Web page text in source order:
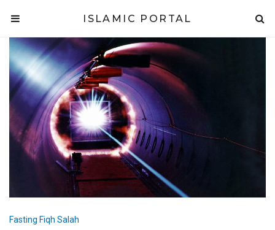
ISLAMIC PORTAL
Fasting Fiqh Salah